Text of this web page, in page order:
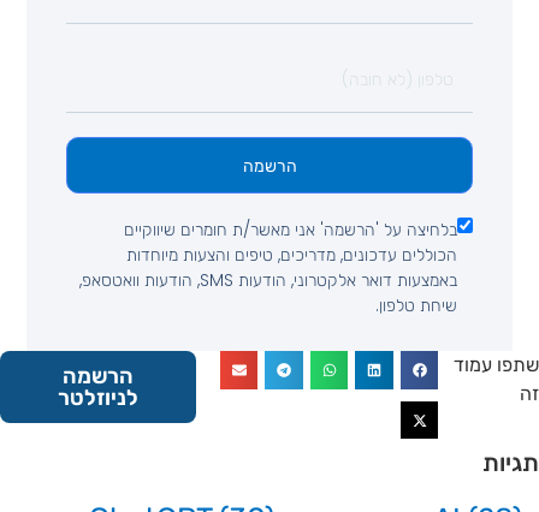
בלחיצה על 'הרשמה' אני מאשר/ת חומרים שיווקיים
הכוללים עדכונים, מדריכים, טיפים והצעות מיוחדות
באמצעות דואר אלקטרוני, הודעות SMS, הודעות וואטסאפ,
שיחת טלפון.
הרשמה
עמוד
הרשמה
לניוזלטר